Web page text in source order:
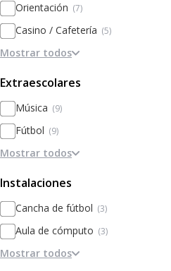
Orientación (7)
Casino / Cafetería (5)
Excursiones / campamentos
Intercambios
Becas (2)
Enfermería (1)
Pediatra (1)
Colegio excelencia
Mostrar todos
Extraescolares
Música (9)
Fútbol (9)
Arte (7)
Baile (4)
Mostrar todos
Instalaciones
Cancha de fútbol (3)
Aula de cómputo (3)
Biblioteca (3)
Mostrar todos